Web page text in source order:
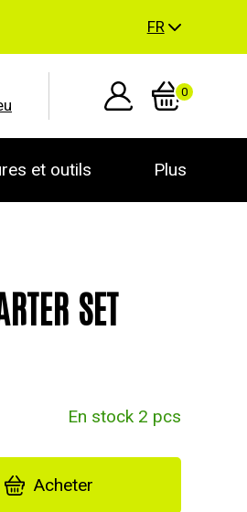
FR
0
et outils Plus
SET
En stock 2 pcs
Acheter